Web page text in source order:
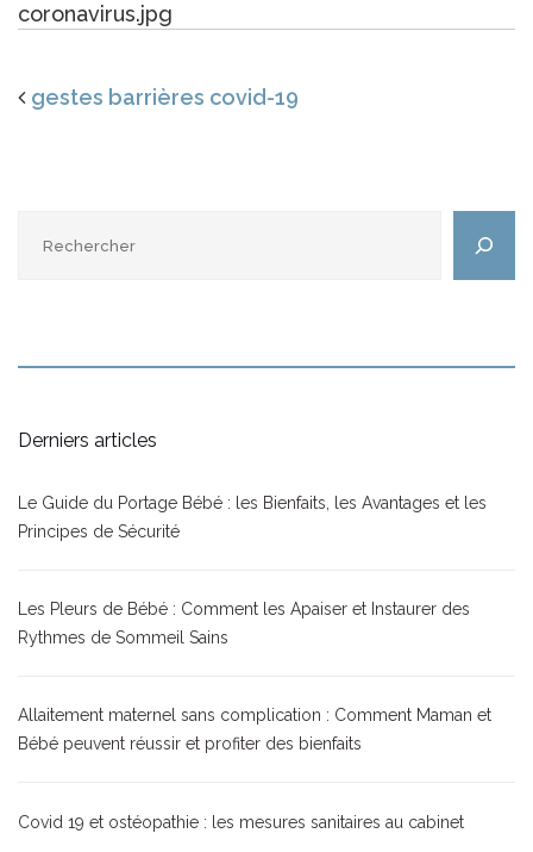
coronavirus.jpg
gestes barrières covid-19
Derniers articles
Le Guide du Portage Bébé : les Bienfaits, les Avantages et les
Principes de Sécurité
Les Pleurs de Bébé : Comment les Apaiser et Instaurer des
Rythmes de Sommeil Sains
Allaitement maternel sans complication : Comment Maman et
Bébé peuvent réussir et profiter des bienfaits
Covid 19 et ostéopathie : les mesures sanitaires au cabinet